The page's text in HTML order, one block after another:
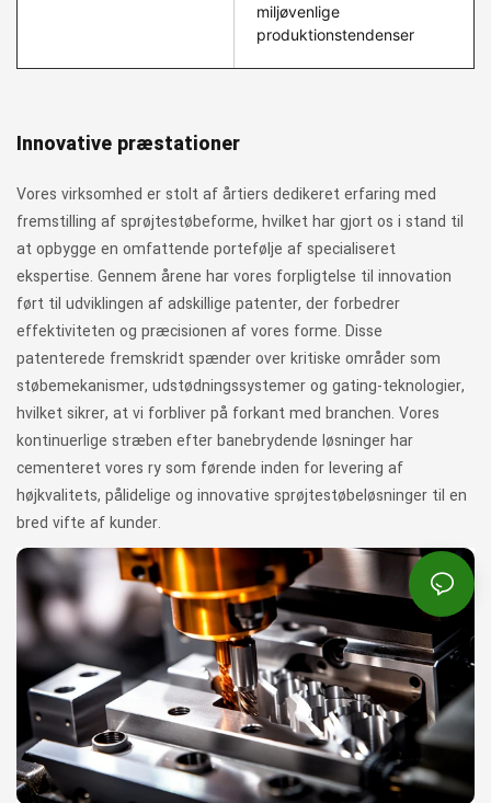
miljøvenlige
produktionstendenser
Innovative præstationer
Vores virksomhed er stolt af årtiers dedikeret erfaring med
fremstilling af sprøjtestøbeforme, hvilket har gjort os i stand til
at opbygge en omfattende portefølje af specialiseret
ekspertise. Gennem årene har vores forpligtelse til innovation
ført til udviklingen af ​​adskillige patenter, der forbedrer
effektiviteten og præcisionen af ​​vores forme. Disse
patenterede fremskridt spænder over kritiske områder som
støbemekanismer, udstødningssystemer og gating-teknologier,
hvilket sikrer, at vi forbliver på forkant med branchen. Vores
kontinuerlige stræben efter banebrydende løsninger har
cementeret vores ry som førende inden for levering af
højkvalitets, pålidelige og innovative sprøjtestøbeløsninger til en
bred vifte af kunder.